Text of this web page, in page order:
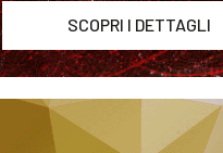
SCOPRI I DETTAGLI